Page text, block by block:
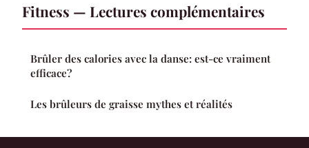
Fitness — Lectures complémentaires
Brûler des calories avec la danse: est-ce vraiment
efficace?
Les brûleurs de graisse mythes et réalités